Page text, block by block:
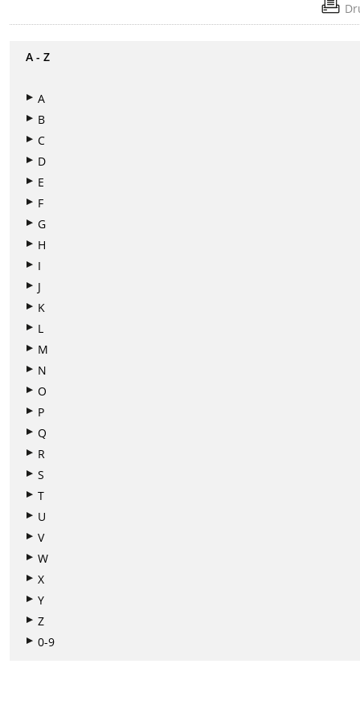
A - Z
A
B
C
D
E
F
G
H
I
J
K
L
M
N
O
P
Q
R
S
T
U
V
W
X
Y
Z
0-9